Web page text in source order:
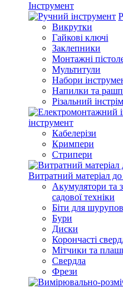
Інструмент
Викрутки
Гайкові ключі
Заклепники
Монтажні
Мультитули
Набори
Напилки та
Різальний
інструмент
Кабелерізи
Кримпери
Стрипери
Витратний матеріал
Акумулятори та
садової техніки
Біти для
Бури
Диски
Корончасті
Мітчики та
Свердла
Фрези